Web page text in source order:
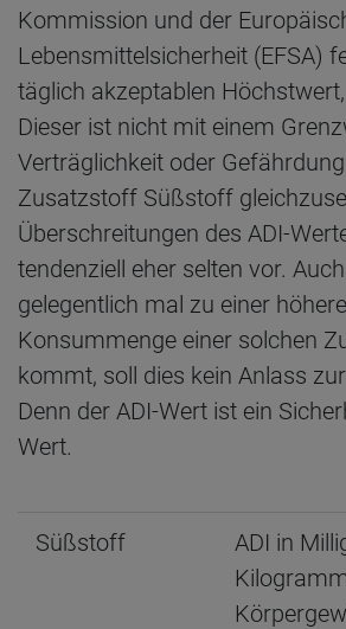
Kommission und der
Lebensmittelsicherheit (EFSA)
täglich akzeptablen
Dieser ist nicht mit einem
Verträglichkeit oder
Zusatzstoff Süßstoff
Überschreitungen des ADI-
tendenziell eher selten vor.
gelegentlich mal zu einer
Konsummenge einer solchen
kommt, soll dies kein Anlass
Denn der ADI-Wert ist ein
Wert.
Süßstoff
ADI in